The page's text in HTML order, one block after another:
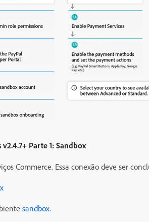
Parte 1: Sandbox
Commerce. Essa conexão deve ser
sandbox.